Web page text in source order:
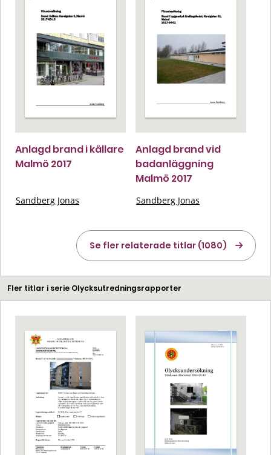
Anlagd brand i källare
Malmö 2017
Sandberg Jonas
Anlagd brand vid
badanläggning
Malmö 2017
Sandberg Jonas
Se fler relaterade titlar (1080)
Fler titlar i serie Olycksutredningsrapporter